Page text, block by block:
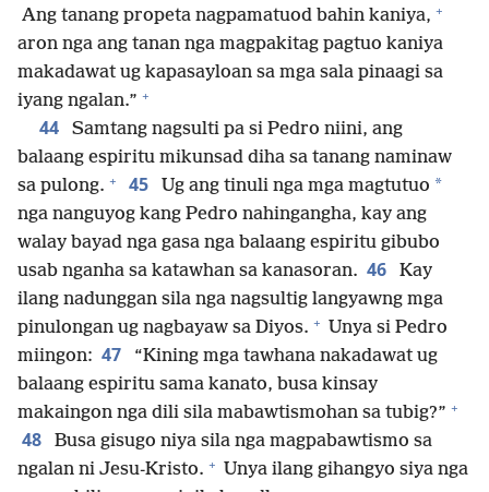
Ang tanang propeta nagpamatuod bahin kaniya, +
aron nga ang tanan nga magpakitag pagtuo kaniya
makadawat ug kapasayloan sa mga sala pinaagi sa
iyang ngalan.” +
44
Samtang nagsulti pa si Pedro niini, ang
balaang espiritu mikunsad diha sa tanang naminaw
sa pulong. + 45 Ug ang tinuli nga mga magtutuo *
nga nanguyog kang Pedro nahingangha, kay ang
walay bayad nga gasa nga balaang espiritu gibubo
usab nganha sa katawhan sa kanasoran. 46
Kay
ilang nadunggan sila nga nagsultig langyawng mga
pinulongan ug nagbayaw sa Diyos. + Unya si Pedro
miingon: 47
“Kining mga tawhana nakadawat ug
balaang espiritu sama kanato, busa kinsay
makaingon nga dili sila mabawtismohan sa tubig?” +
48
Busa gisugo niya sila nga magpabawtismo sa
ngalan ni Jesu-Kristo. + Unya ilang gihangyo siya nga